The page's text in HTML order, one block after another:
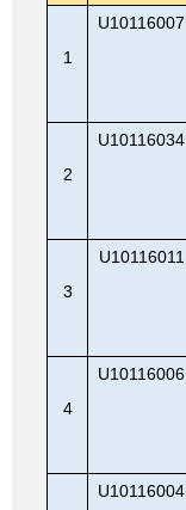
1
U10116007
2
U10116034
3
U10116011
4
U10116006
U10116004